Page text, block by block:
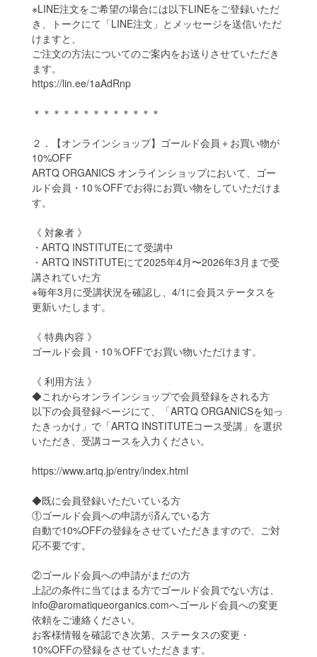
※LINE注文をご希望の場合には以下LINEをご登録いただ
き、トークにて「LINE注文」とメッセージを送信いただ
けますと、
ご注文の方法についてのご案内をお送りさせていただき
ます。
https://lin.ee/1aAdRnp
＊＊＊＊＊＊＊＊＊＊＊＊＊
２．【オンラインショップ】ゴールド会員＋お買い物が
10%OFF
ARTQ ORGANICS オンラインショップにおいて、ゴー
ルド会員・10％OFFでお得にお買い物をしていただけま
す。
《 対象者 》
・ARTQ INSTITUTEにて受講中
・ARTQ INSTITUTEにて2025年4月〜2026年3月まで受
講されていた方
※毎年3月に受講状況を確認し、4/1に会員ステータスを
更新いたします。
《 特典内容 》
ゴールド会員・10％OFFでお買い物いただけます。
《 利用方法 》
◆これからオンラインショップで会員登録をされる方
以下の会員登録ページにて、「ARTQ ORGANICSを知っ
たきっかけ」で「ARTQ INSTITUTEコース受講」を選択
いただき、受講コースを入力ください。
https://www.artq.jp/entry/index.html
◆既に会員登録いただいている方
①ゴールド会員への申請が済んでいる方
自動で10%OFFの登録をさせていただきますので、ご対
応不要です。
②ゴールド会員への申請がまだの方
上記の条件に当てはまる方でゴールド会員でない方は、
info@aromatiqueorganics.comへゴールド会員への変更
依頼をご連絡ください。
お客様情報を確認でき次第、ステータスの変更・
10%OFFの登録をさせていただきます。